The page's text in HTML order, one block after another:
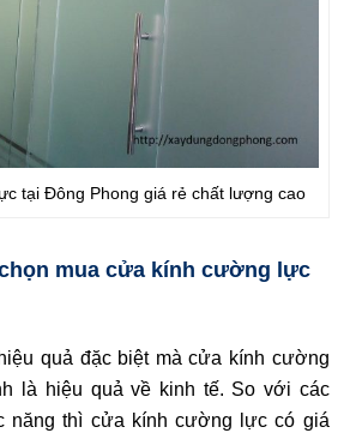
tại Đông Phong giá rẻ chất lượng cao
mua cửa kính cường lực
quả đặc biệt mà cửa kính cường
là hiệu quả về kinh tế. So với các
năng thì cửa kính cường lực có giá